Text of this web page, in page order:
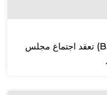
بيت جالا لصناعة الأدوية (BJP) تعقد اجتماع مجلس